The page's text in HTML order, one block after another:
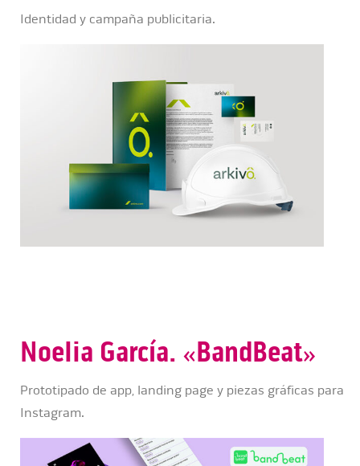
Identidad y campaña publicitaria.
Noelia García. «BandBeat»
Prototipado de app, landing page y piezas gráficas para
Instagram.